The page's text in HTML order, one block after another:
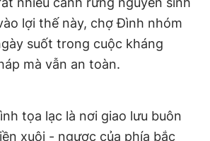
lợi thế này, chợ Đình nhóm
suốt trong cuộc kháng
mà vẫn an toàn.
tọa lạc là nơi giao lưu buôn
xuôi - ngược của phía bắc